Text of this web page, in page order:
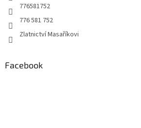
776581752
776 581 752
Zlatnictví Masaříkovi
Facebook